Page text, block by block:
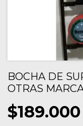
BOCHA DE
OTRAS
$189.000